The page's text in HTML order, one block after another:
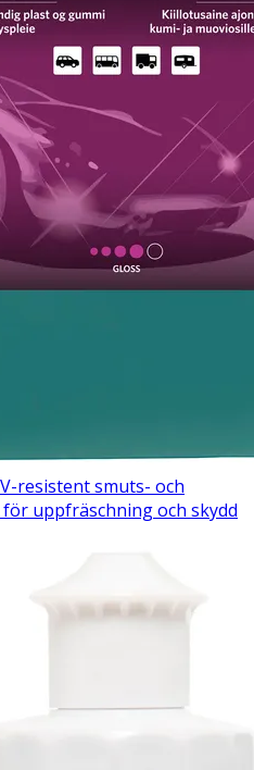
resistent smuts- och
uppfräschning och skydd